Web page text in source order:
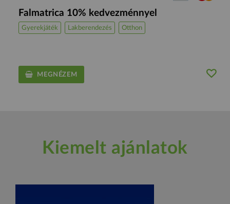
Falmatrica 10% kedvezménnyel
Gyerekjáték Lakberendezés Otthon
MEGNÉZEM
Kiemelt ajánlatok